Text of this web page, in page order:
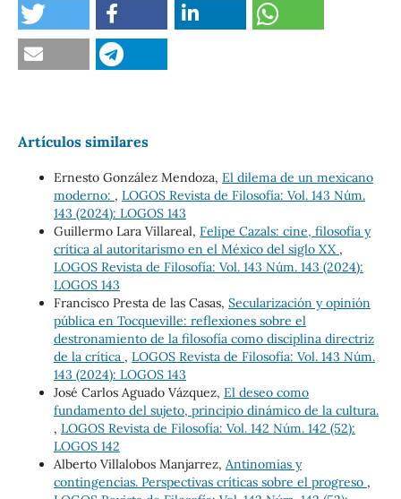
Artículos similares
Ernesto González Mendoza, El dilema de un mexicano
moderno: , LOGOS Revista de Filosofía: Vol. 143 Núm.
143 (2024): LOGOS 143
Guillermo Lara Villareal, Felipe Cazals: cine, filosofía y
crítica al autoritarismo en el México del siglo XX ,
LOGOS Revista de Filosofía: Vol. 143 Núm. 143 (2024):
LOGOS 143
Francisco Presta de las Casas, Secularización y opinión
pública en Tocqueville: reflexiones sobre el
destronamiento de la filosofía como disciplina directriz
de la crítica , LOGOS Revista de Filosofía: Vol. 143 Núm.
143 (2024): LOGOS 143
José Carlos Aguado Vázquez, El deseo como
fundamento del sujeto, principio dinámico de la cultura.
, LOGOS Revista de Filosofía: Vol. 142 Núm. 142 (52):
LOGOS 142
Alberto Villalobos Manjarrez, Antinomias y
contingencias. Perspectivas críticas sobre el progreso ,